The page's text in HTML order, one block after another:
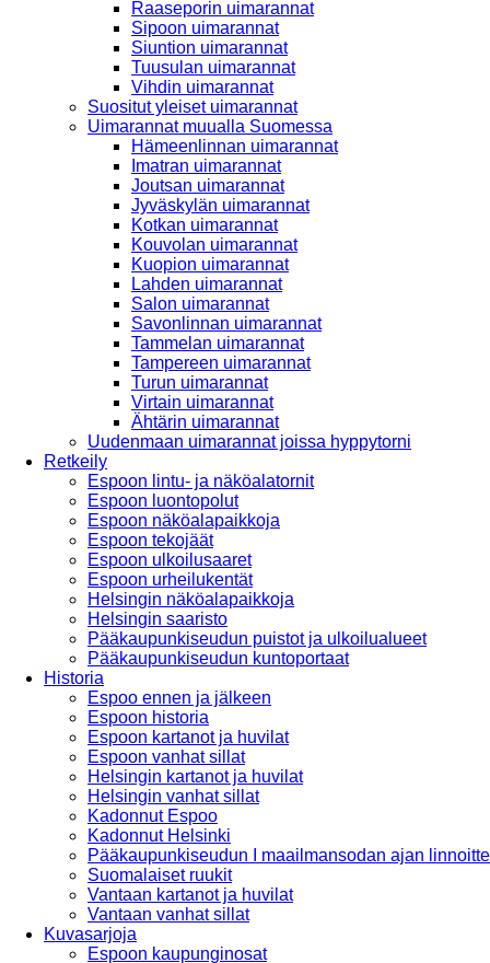
Raaseporin uimarannat
Sipoon uimarannat
Siuntion uimarannat
Tuusulan uimarannat
Vihdin uimarannat
Suositut yleiset uimarannat
Uimarannat muualla Suomessa
Hämeenlinnan uimarannat
Imatran uimarannat
Joutsan uimarannat
Jyväskylän uimarannat
Kotkan uimarannat
Kouvolan uimarannat
Kuopion uimarannat
Lahden uimarannat
Salon uimarannat
Savonlinnan uimarannat
Tammelan uimarannat
Tampereen uimarannat
Turun uimarannat
Virtain uimarannat
Ähtärin uimarannat
Uudenmaan uimarannat joissa hyppytorni
Retkeily
Espoon lintu- ja näköalatornit
Espoon luontopolut
Espoon näköalapaikkoja
Espoon tekojäät
Espoon ulkoilusaaret
Espoon urheilukentät
Helsingin näköalapaikkoja
Helsingin saaristo
Pääkaupunkiseudun puistot ja ulkoilualueet
Pääkaupunkiseudun kuntoportaat
Historia
Espoo ennen ja jälkeen
Espoon historia
Espoon kartanot ja huvilat
Espoon vanhat sillat
Helsingin kartanot ja huvilat
Helsingin vanhat sillat
Kadonnut Espoo
Kadonnut Helsinki
Pääkaupunkiseudun I maailmansodan ajan
Suomalaiset ruukit
Vantaan kartanot ja huvilat
Vantaan vanhat sillat
Kuvasarjoja
Espoon kaupunginosat